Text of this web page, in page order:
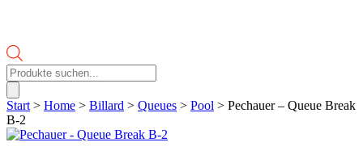
Products
search
Start > Home > Billard > Queues > Pool > Pechauer – Queue Break
B-2